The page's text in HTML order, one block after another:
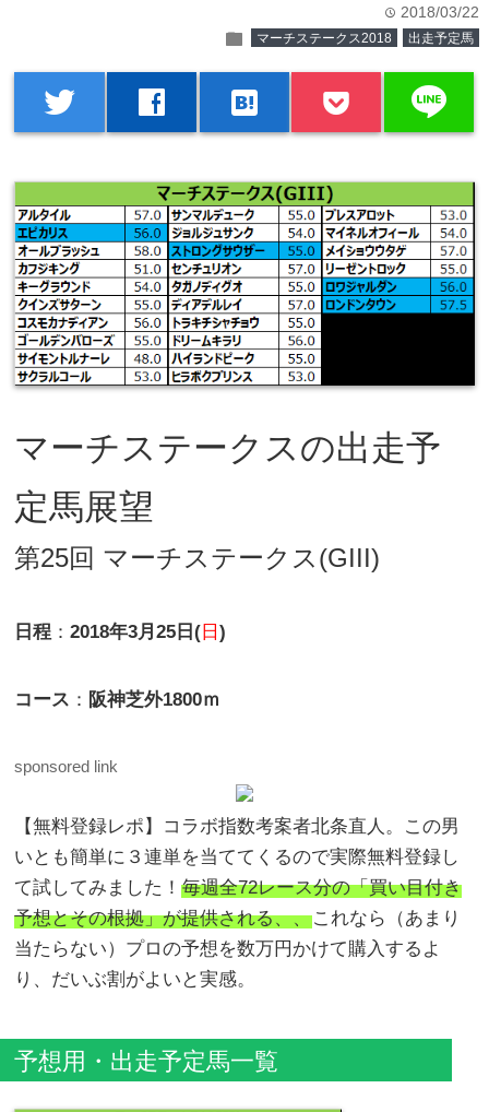
time 2018/03/22
folder マーチステークス2018 出走予定馬
twitter facebook hatenabookmark line
マーチステークスの出走予
定馬展望
第25回 マーチステークス(GIII)
日程 ：2018年3月25日( 日)
コース ： 阪神芝外1800ｍ
sponsored link
【無料登録レポ】コラボ指数考案者北条直人。この男
いとも簡単に３連単を当ててくるので実際無料登録し
て試してみました！毎週全72レース分の「買い目付き
予想とその根拠」が提供される、、これなら（あまり
当たらない）プロの予想を数万円かけて購入するよ
り、だいぶ割がよいと実感。
予想用・出走予定馬一覧